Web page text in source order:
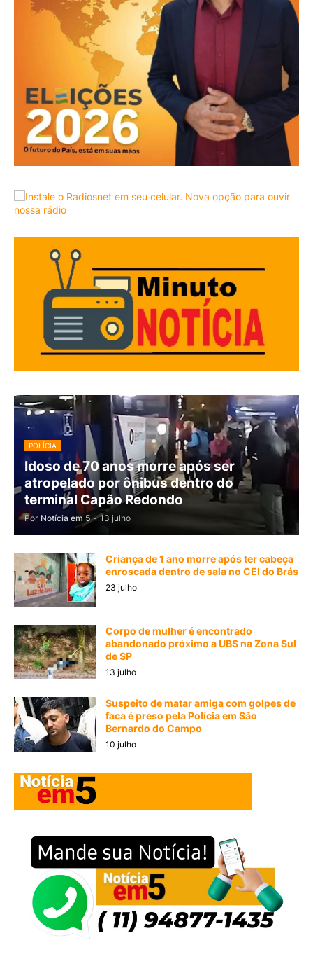
POLÍCIA
Idoso de 70 anos morre após ser
atropelado por ônibus dentro do
terminal Capão Redondo
Por Notícia em 5 - 13 julho
Criança de 1 ano morre após ter cabeça
enroscada dentro de sala no CEI do Brás
23 julho
Corpo de mulher é encontrado
abandonado próximo a UBS na Zona Sul
de SP
13 julho
Suspeito de matar amiga com golpes de
faca é preso pela Polícia em São
Bernardo do Campo
10 julho